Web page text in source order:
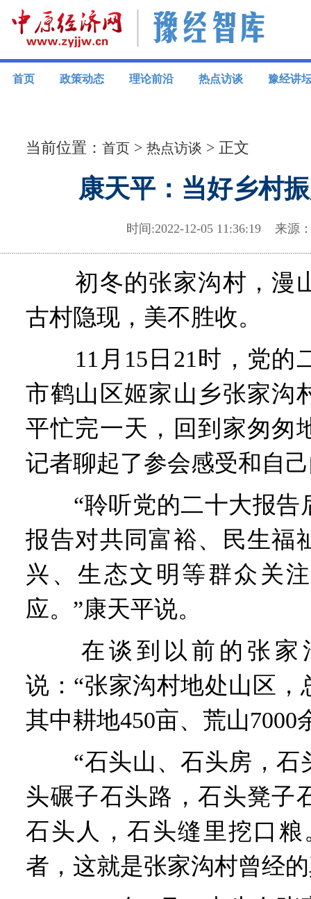
首页 政策动态 理论前沿 热点访谈 豫经讲
当前位置：首页 >热点访谈 > 正文
康天平：当好乡村
时间:2022-12-05 11:36:19 来
初冬的张家沟村，漫
古村隐现，美不胜收。
11月15日21时，党的
市鹤山区姬家山乡张家沟
平忙完一天，回到家匆匆
记者聊起了参会感受和自
“聆听党的二十大报告
报告对共同富裕、民生福
兴、生态文明等群众关
应。”康天平说。
在谈到以前的张家
说：“张家沟村地处山区，
其中耕地450亩、荒山7000
“石头山、石头房，石
头碾子石头路，石头凳子
石头人，石头缝里挖口
者，这就是张家沟村曾经